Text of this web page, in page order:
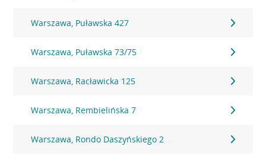
Warszawa, Puławska 427
Warszawa, Puławska 73/75
Warszawa, Racławicka 125
Warszawa, Rembielińska 7
Warszawa, Rondo Daszyńskiego 2